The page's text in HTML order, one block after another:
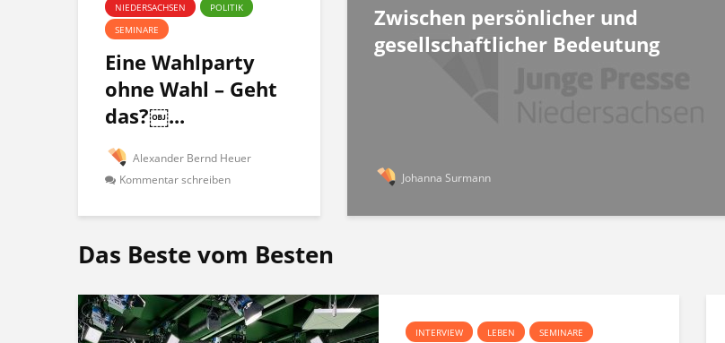
NIEDERSACHSEN
POLITIK
SEMINARE
Eine Wahlparty
ohne Wahl – Geht
das?￼...
Alexander Bernd Heuer
Kommentar schreiben
Zwischen persönlicher und
gesellschaftlicher Bedeutung
Johanna Surmann
Das Beste vom Besten
INTERVIEW LEBEN SEMINARE